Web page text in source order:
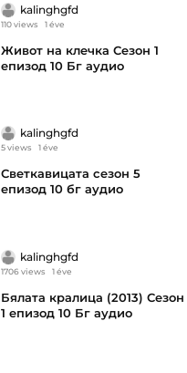
kalinghgfd
110 views 1 éve
Живот на клечка Сезон 1
епизод 10 Бг аудио
kalinghgfd
5 views 1 éve
Светкавицата сезон 5
епизод 10 бг аудио
kalinghgfd
1706 views 1 éve
Бялата кралица (2013) Сезон
1 епизод 10 Бг аудио